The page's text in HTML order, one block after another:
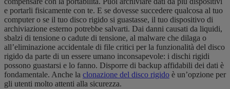
e portarli fisicamente con te. E se dovesse succedere qualcosa al tuo
computer o se il tuo disco rigido si guastasse, il tuo dispositivo di
archiviazione esterno potrebbe salvarti. Dai danni causati da liquidi,
sbalzi di tensione o cadute di tensione, al malware che dilaga o
all’eliminazione accidentale di file critici per la funzionalità del disco
rigido da parte di un essere umano inconsapevole: i dischi rigidi
possono guastarsi e lo fanno. Disporre di backup affidabili dei dati è
fondamentale. Anche la clonazione del disco rigido è un’opzione per
gli utenti molto attenti alla sicurezza.